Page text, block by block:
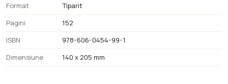
Format
Tiparit
Pagini
152
ISBN
978-606-0454-99-1
Dimensiune
140 x 205 mm